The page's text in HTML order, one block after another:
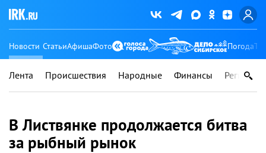
Новости СтатьиАфишаФото Погода
Лента Происшествия Народные Финансы Регионы
В Листвянке продолжается битва
за рыбный рынок